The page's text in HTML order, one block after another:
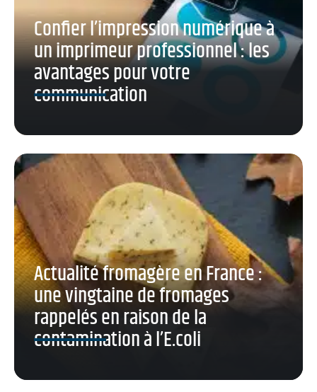
Confier l’impression numérique à
un imprimeur professionnel : les
avantages pour votre
communication
Actualité fromagère en France :
une vingtaine de fromages
rappelés en raison de la
contamination à l’E.coli